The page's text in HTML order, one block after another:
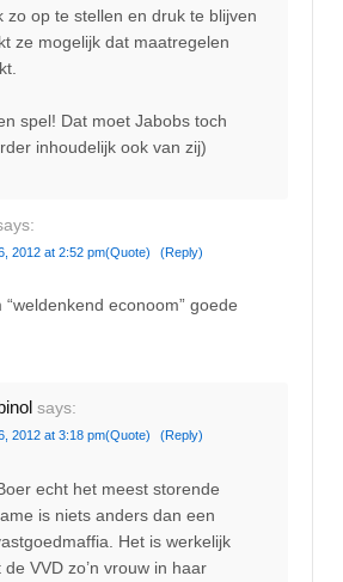
zo op te stellen en druk te blijven
ze mogelijk dat maatregelen
spel! Dat moet Jabobs toch
inhoudelijk ook van zij)
2012 at 2:52 pm(Quote) (Reply)
econoom” goede
says:
2012 at 3:18 pm(Quote) (Reply)
echt het meest storende
is niets anders dan een
Het is werkelijk
VVD zo’n vrouw in haar